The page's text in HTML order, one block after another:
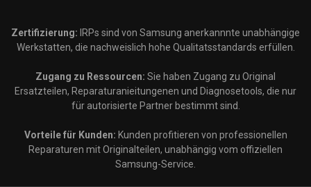
Zertifizierung: IRPs sind von Samsung anerkannnte unabhängige
Werkstatten, die nachweislich hohe Qualitatsstandards erfüllen.
Zugang zu Ressourcen: Sie haben Zugang zu Original
Ersatzteilen, Reparaturanieitungenen und Diagnosetools, die nur
für autorisierte Partner bestimmt sind.
Vorteile für Kunden: Kunden profitieren von professionellen
Reparaturen mit Originalteilen, unabhängig vom offiziellen
Samsung-Service.